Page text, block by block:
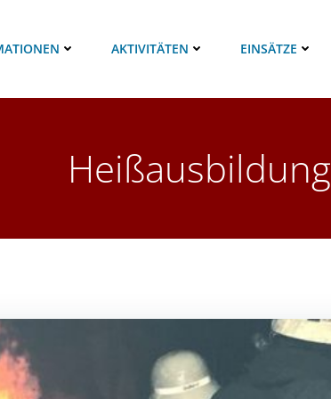
AKTIVITÄTEN EINSÄTZE
Heißausbildung